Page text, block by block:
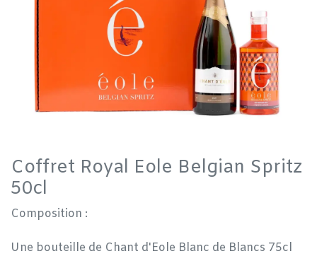
Coffret Royal Eole Belgian Spritz
50cl
Composition :
Une bouteille de Chant d'Eole Blanc de Blancs 75cl